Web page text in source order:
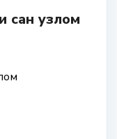
сан узлом